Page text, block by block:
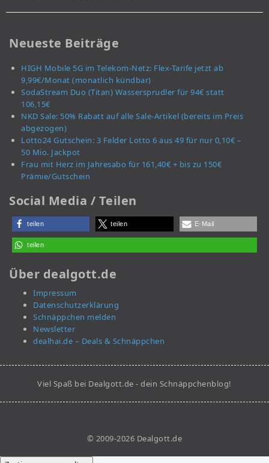
Neueste Beiträge
HIGH Mobile 5G im Telekom-Netz: Flex-Tarife jetzt ab
9,99€/Monat (monatlich kündbar)
SodaStream Duo (Titan) Wassersprudler für 94€ statt
106,15€
NKD Sale: 50% Rabatt auf alle Sale-Artikel (bereits im Preis
abgezogen)
Lotto24 Gutschein: 3 Felder Lotto 6 aus 49 für nur 0,10€ –
50 Mio. Jackpot
Frau mit Herz im Jahresabo für 161,40€ + bis zu 150€
Prämie/Gutschein
Social Media / Teilen
teilen teilen E-Mail
teilen
Über dealgott.de
Impressum
Datenschutzerklärung
Schnäppchen melden
Newsletter
dealhai.de – Deals & Schnäppchen
Viel Spaß bei Dealgott.de - dein Schnäppchenblog!
© 2009-2026 Dealgott.de